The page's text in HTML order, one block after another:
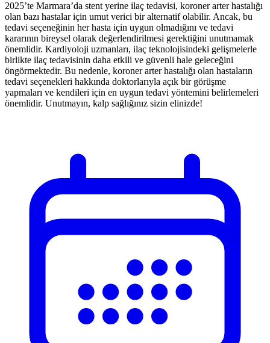
2025’te Marmara’da stent yerine ilaç tedavisi, koroner arter hastalığı
olan bazı hastalar için umut verici bir alternatif olabilir. Ancak, bu
tedavi seçeneğinin her hasta için uygun olmadığını ve tedavi
kararının bireysel olarak değerlendirilmesi gerektiğini unutmamak
önemlidir. Kardiyoloji uzmanları, ilaç teknolojisindeki gelişmelerle
birlikte ilaç tedavisinin daha etkili ve güvenli hale geleceğini
öngörmektedir. Bu nedenle, koroner arter hastalığı olan hastaların
tedavi seçenekleri hakkında doktorlarıyla açık bir görüşme
yapmaları ve kendileri için en uygun tedavi yöntemini belirlemeleri
önemlidir. Unutmayın, kalp sağlığınız sizin elinizde!